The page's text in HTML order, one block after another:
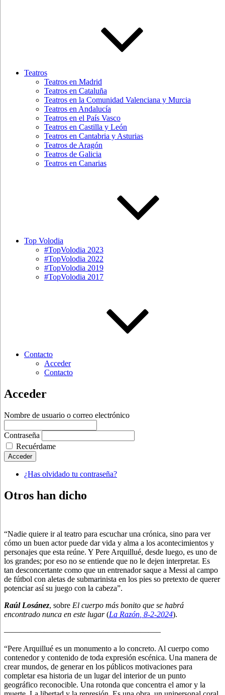
Teatros
Teatros en Madrid
Teatros en Cataluña
Teatros en la Comunidad Valenciana y Murcia
Teatros en Andalucía
Teatros en el País Vasco
Teatros en Castilla y León
Teatros en Cantabria y Asturias
Teatros de Aragón
Teatros de Galicia
Teatros en Canarias
Top Volodia
#TopVolodia 2023
#TopVolodia 2022
#TopVolodia 2019
#TopVolodia 2017
Contacto
Acceder
Contacto
Acceder
Nombre de usuario o correo electrónico
Contraseña
Recuérdame
Acceder
¿Has olvidado tu contraseña?
Otros han dicho
“Nadie quiere ir al teatro para escuchar una crónica, sino para ver
cómo un buen actor puede dar vida y alma a los acontecimientos y
personajes que esta reúne. Y Pere Arquillué, desde luego, es uno de
los grandes; por eso no se entiende que no le dejen interpretar. Es
tan desconcertante como que un entrenador saque a Messi al campo
de fútbol con aletas de submarinista en los pies so pretexto de querer
potenciar así su juego con la cabeza”.
Raúl Losánez, sobre El cuerpo más bonito que se habrá
encontrado nunca en este lugar(La Razón , 8-2-2024).
———————————————————–
“Pere Arquillué es un monumento a lo concreto. Al cuerpo como
contenedor y contenido de toda expresión escénica. Una manera de
crear mundos, de generar en los públicos motivaciones para
completar esa historia de un lugar del interior de un punto
geográfico reconocible. Una rotonda que concentra el amor y la